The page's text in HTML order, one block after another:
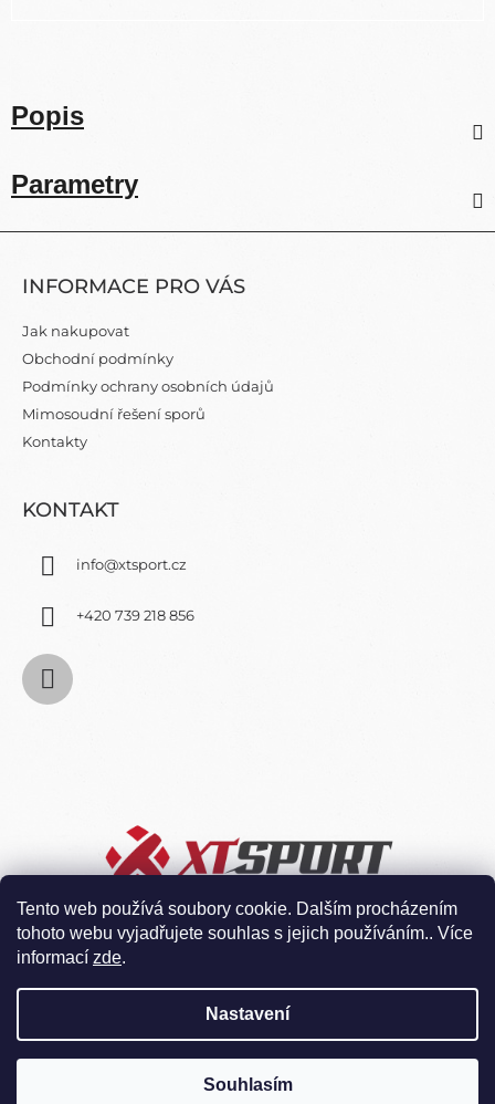
Tento web používá soubory cookie. Dalším procházením
tohoto webu vyjadřujete souhlas s jejich používáním.. Více
informací zde.
Nastavení
Souhlasím
Popis
Parametry
INFORMACE PRO VÁS
Jak nakupovat
Obchodní podmínky
Podmínky ochrany osobních údajů
Mimosoudní řešení sporů
Kontakty
KONTAKT
info@xtsport.cz
+420 739 218 856
Vytvořil Shoptet